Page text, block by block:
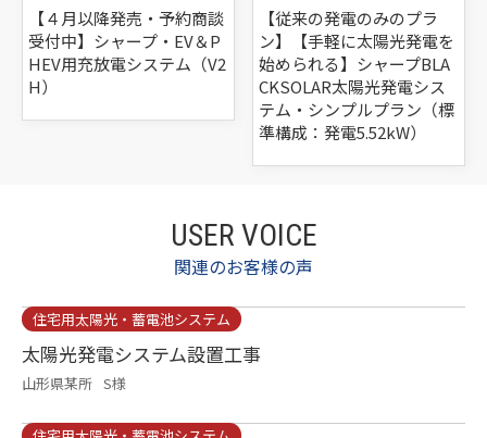
【４月以降発売・予約商談
受付中】シャープ・EV＆P
HEV用充放電システム（V2
H）
【従来の発電のみのプラ
ン】【手軽に太陽光発電を
始められる】シャープBLA
CKSOLAR太陽光発電シス
テム・シンプルプラン（標
準構成：発電5.52kW）
USER VOICE
関連のお客様の声
住宅用太陽光・蓄電池システム
太陽光発電システム設置工事
山形県某所 S様